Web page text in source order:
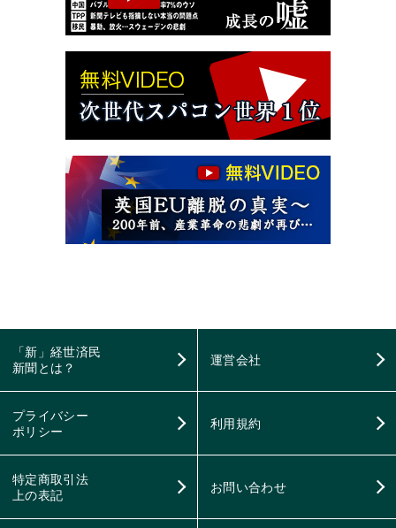
「新」経世済民
新聞とは？
運営会社
プライバシー
ポリシー
利用規約
特定商取引法
上の表記
お問い合わせ